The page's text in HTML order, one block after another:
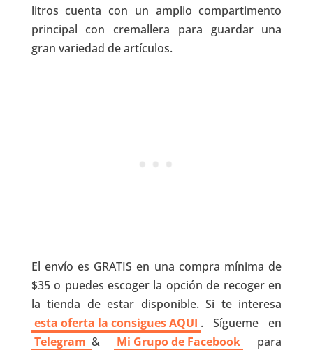
litros cuenta con un amplio compartimento
principal con cremallera para guardar una
gran variedad de artículos.
El envío es GRATIS en una compra mínima de
$35 o puedes escoger la opción de recoger en
la tienda de estar disponible. Si te interesa
esta oferta la consigues AQUI . Sígueme en
Telegram & Mi Grupo de Facebook
para